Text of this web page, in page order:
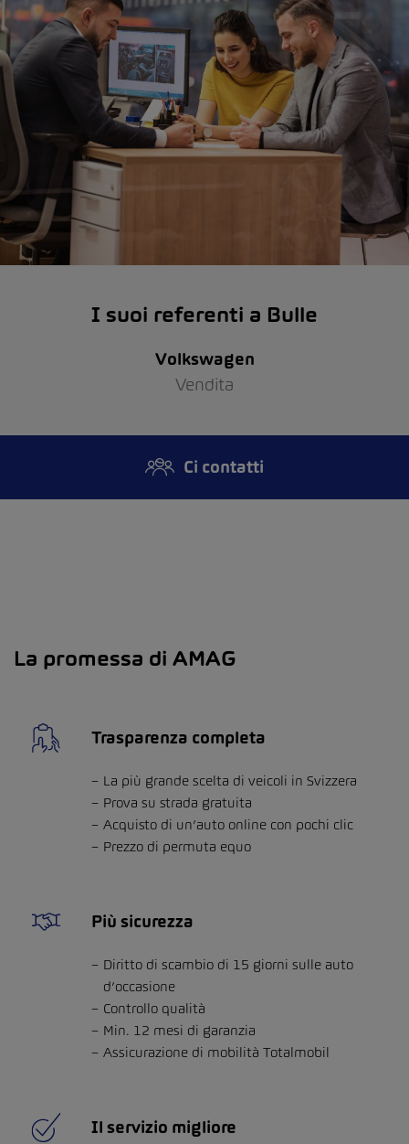
I suoi referenti a Bulle
Volkswagen
Vendita
Ci contatti
La promessa di AMAG
Trasparenza completa
La più grande scelta di veicoli in Svizzera
Prova su strada gratuita
Acquisto di un’auto online con pochi clic
Prezzo di permuta equo
Più sicurezza
Diritto di scambio di 15 giorni sulle auto
d’occasione
Controllo qualità
Min. 12 mesi di garanzia
Assicurazione di mobilità Totalmobil
Il servizio migliore